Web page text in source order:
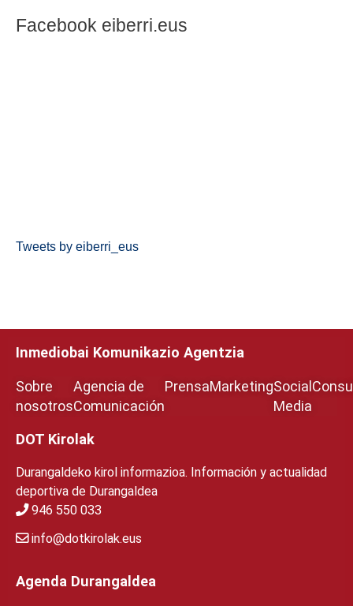
Facebook eiberri.eus
Tweets by eiberri_eus
Inmediobai Komunikazio Agentzia
Sobre
nosotros
Agencia de
Comunicación
PrensaMarketingSocial
Media
DOT Kirolak
Durangaldeko kirol informazioa. Información y actualidad
deportiva de Durangaldea
946 550 033
info@dotkirolak.eus
Agenda Durangaldea